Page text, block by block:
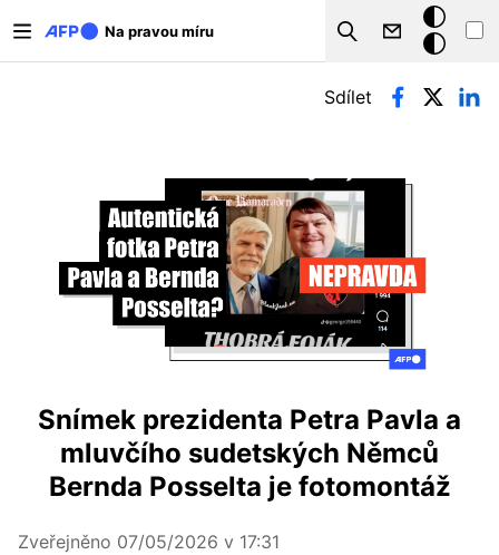
Na pravou míru
Search
Tmavý
režim
Hlavní záložky
Sdílet
Snímek prezidenta Petra Pavla a
mluvčího sudetských Němců
Bernda Posselta je fotomontáž
Zveřejněno 07/05/2026 v 17:31